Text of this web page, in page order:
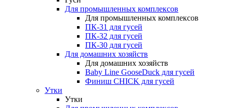
Для промышленных комплексов
Для промышленных комплексов
ПК-31 для гусей
ПК-32 для гусей
ПК-30 для гусей
Для домашних хозяйств
Для домашних хозяйств
Baby Line GooseDuck для гусей
Финиш CHICK для гусей
Утки
Утки